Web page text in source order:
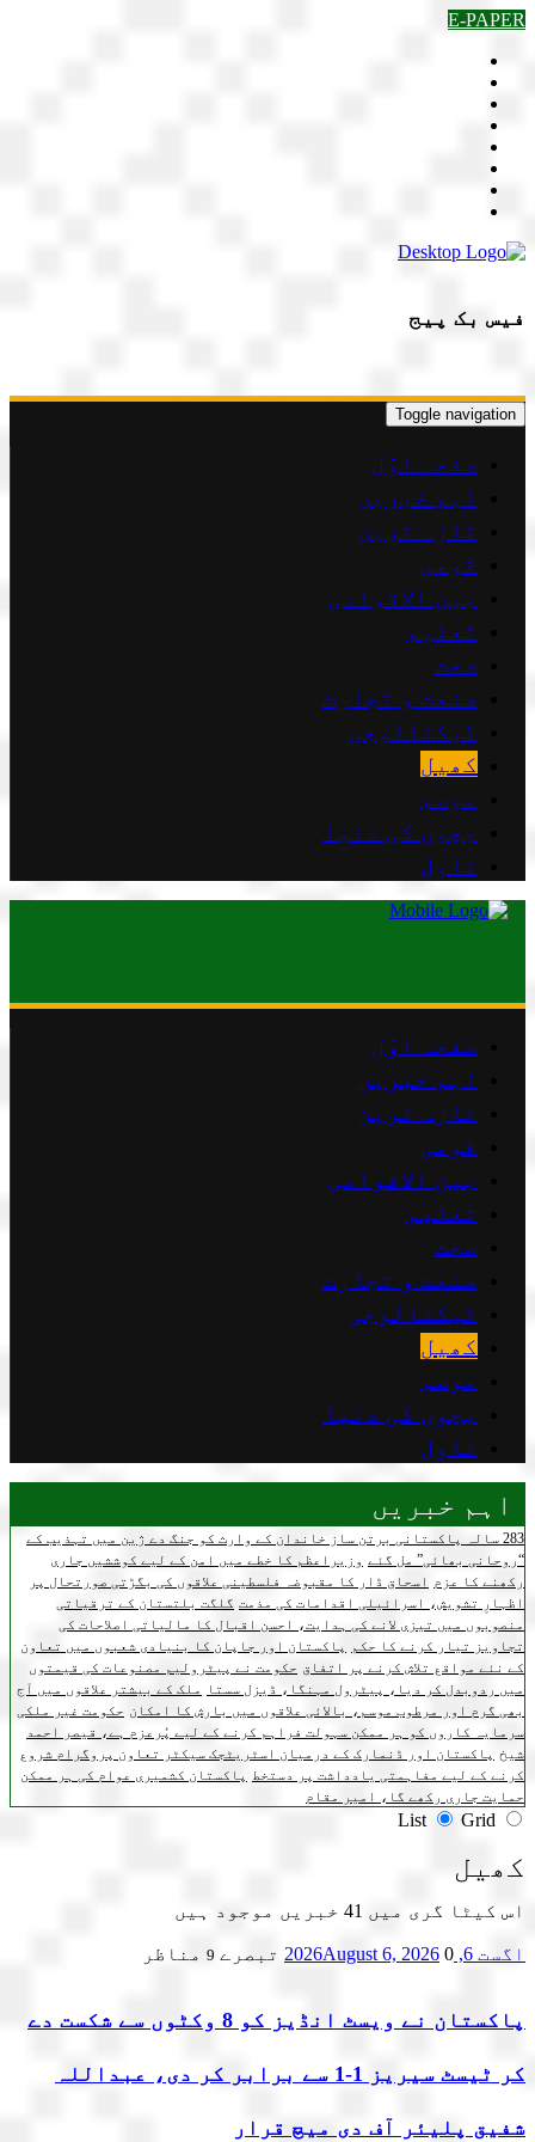
Skip
content
E-PAPER
فیس بک پیج
Toggle navigation
صفحہ اوّل
اہم خبریں
تازہ ترین
قومی
بین الاقوامی
تعلیم
صحت
صنعت و تجارت
ٹیکنالوجی
کھیل
موسم
بچوں کی دنیا
ناول
صفحہ اوّل
اہم خبریں
تازہ ترین
قومی
بین الاقوامی
تعلیم
صحت
صنعت و تجارت
ٹیکنالوجی
کھیل
موسم
بچوں کی دنیا
ناول
اہم خبریں
283 سالہ پاکستانی برتن ساز خاندان کے وارث کو جنگ دے ژین میں تہذیب کے
“روحانی بھائی” مل گئے وزیراعظم کا خطے میں امن کے لیے کوششیں جاری
رکھنے کا عزم اسحاق ڈار کا مقبوضہ فلسطینی علاقوں کی بگڑتی صورتحال پر
اظہارِ تشویش، اسرائیلی اقدامات کی مذمت گلگت بلتستان کے ترقیاتی
منصوبوں میں تیزی لانے کی ہدایت، احسن اقبال کا مالیاتی اصلاحات کی
تجاویز تیار کرنے کا حکم
پاکستان اور جاپان کا بنیادی شعبوں میں تعاون
کے نئے مواقع تلاش کرنے پر اتفاق حکومت نے پیٹرولیم مصنوعات کی قیمتوں
میں ردوبدل کر دیا، پیٹرول مہنگا، ڈیزل سستا
ملک کے بیشتر علاقوں میں آج
بھی گرم اور مرطوب موسم، بالائی علاقوں میں بارش کا امکان حکومت غیر ملکی
سرمایہ کاروں کو ہر ممکن سہولت فراہم کرنے کے لیے پُرعزم ہے، قیصر احمد
شیخ پاکستان اور ڈنمارک کے درمیان اسٹریٹجک سیکٹر تعاون پروگرام شروع
کرنے کے لیے مفاہمتی یادداشت پر دستخط پاکستان کشمیری عوام کی ہر ممکن
حمایت جاری رکھے گا، امیر مقام
List Grid
کھیل
اس کیٹا گری میں 41 خبریں موجود ہیں
اگست 6, 2026 August 6, 2026 0 تبصرے 9 مناظر
پاکستان نے ویسٹ انڈیز کو 8 وکٹوں سے شکست دے
کر ٹیسٹ سیریز 1-1 سے برابر کر دی، عبداللہ
شفیق پلیئر آف دی میچ قرار